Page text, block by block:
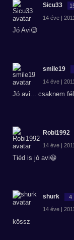
Sicu33
14 éve |
Jó Avi😉
smile19
14 éve |
Jó avi... csaknem
Robi1992
14 éve |
Tiéd is jó avi😀
shurk 4
14 éve |
kössz